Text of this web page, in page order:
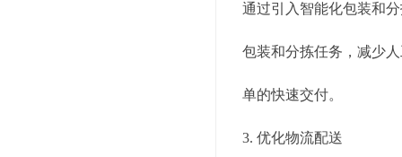
通过引入智能化包装和
包装和分拣任务，减少
单的快速交付。
3. 优化物流配送